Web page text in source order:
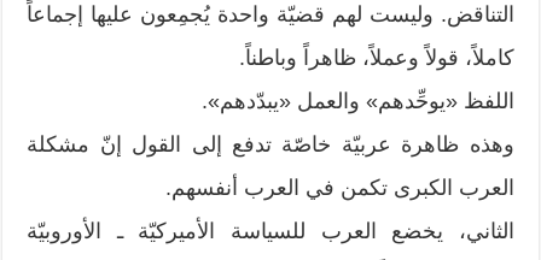
التناقض. وليست لهم قضيّة واحدة يُجمِعون عليها إجماعاً
كاملاً، قولاً وعملاً، ظاهراً وباطناً.
اللفظ «يوحِّدهم» والعمل «يبدّدهم».
وهذه ظاهرة عربيّة خاصّة تدفع إلى القول إنّ مشكلة
العرب الكبرى تكمن في العرب أنفسهم.
الثاني، يخضع العرب للسياسة الأميركيّة ـ الأوروبيّة